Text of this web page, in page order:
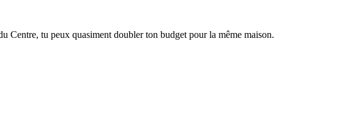
Centre, tu peux quasiment doubler ton budget pour la même maison.